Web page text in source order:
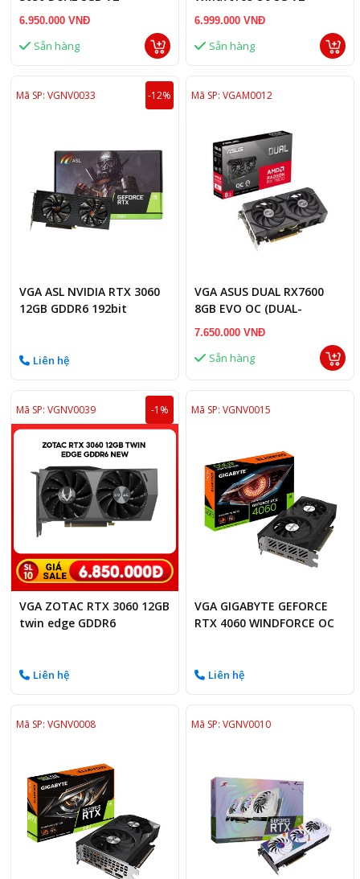
6.950.000 VNĐ
Sẵn hàng
(N3050Wf2Ocv2-8G)
6.999.000 VNĐ
Sẵn hàng
Mã SP: VGNV0033 -12%
VGA ASL NVIDIA RTX 3060
12GB GDDR6 192bit
Liên hệ
Mã SP: VGAM0012
VGA ASUS DUAL RX7600
8GB EVO OC (DUAL-
RX7600-O8G-EVO)
7.650.000 VNĐ
Sẵn hàng
Mã SP: VGNV0039 -1%
VGA ZOTAC RTX 3060 12GB
twin edge GDDR6
Liên hệ
Mã SP: VGNV0015
VGA GIGABYTE GEFORCE
RTX 4060 WINDFORCE OC
Liên hệ
Mã SP: VGNV0008 Mã SP: VGNV0010